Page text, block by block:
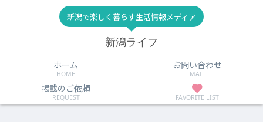
新潟で楽しく暮らす生活情報メディア
新潟ライフ
ホーム
HOME
お問い合わせ
MAIL
掲載のご依頼
REQUEST FAVORITE LIST